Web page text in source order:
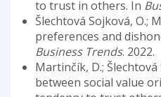
to trust in others. In
Šlechtová Sojková, O.;
preferences and
Business Trends. 2022.
Martinčík, D.;
between social value